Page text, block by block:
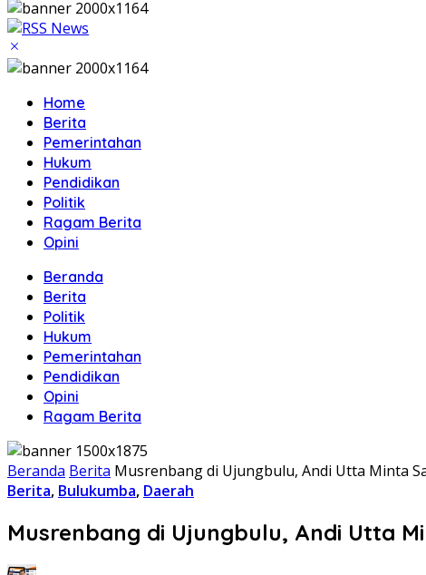
Home
Berita
Pemerintahan
Hukum
Pendidikan
Politik
Ragam Berita
Opini
Beranda
Berita
Politik
Hukum
Pemerintahan
Pendidikan
Opini
Ragam Berita
Beranda Berita Musrenbang di Ujungbulu, Andi Utta Minta
Berita, Bulukumba, Daerah
Musrenbang di Ujungbulu, Andi Utta